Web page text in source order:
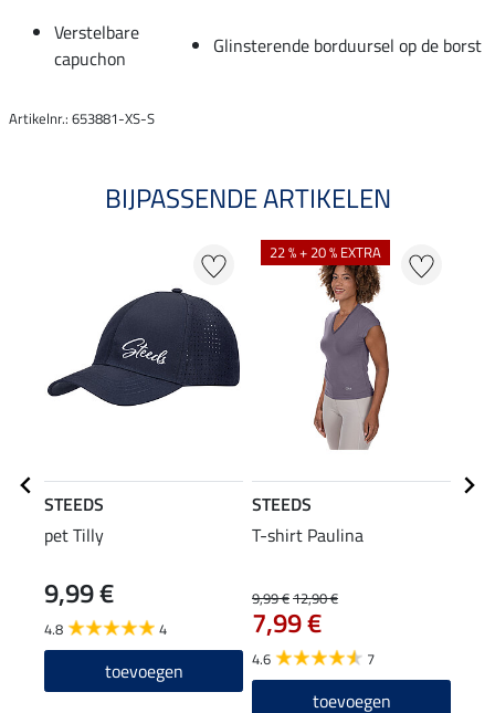
Verstelbare
capuchon
Glinsterende borduursel op de borst
Artikelnr.: 653881-XS-S
BIJPASSENDE ARTIKELEN
STEEDS
pet Tilly
9,99 €
4.8 4
toevoegen
22 % + 20 % EXTRA
STEEDS
T-shirt Paulina
9,99 €12,90 €
7,99 €
4.6 7
toevoegen